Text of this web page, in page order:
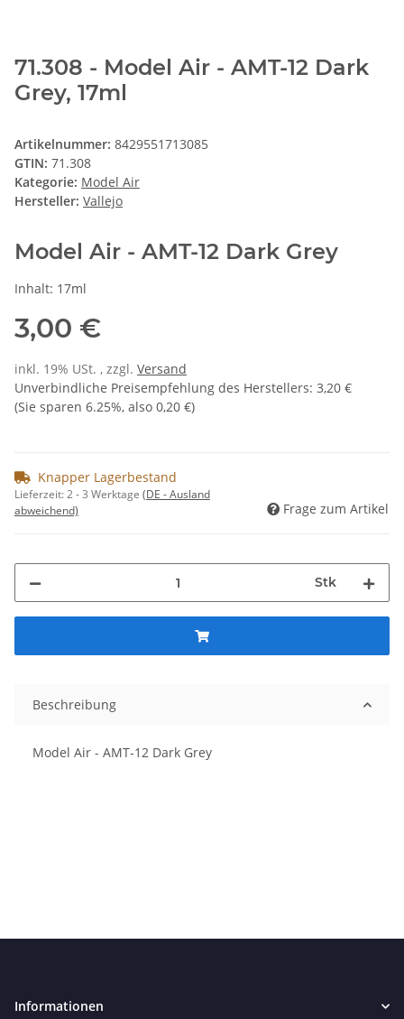
71.308 - Model Air - AMT-12 Dark
Grey, 17ml
Artikelnummer: 8429551713085
GTIN: 71.308
Kategorie: Model Air
Hersteller: Vallejo
Model Air - AMT-12 Dark Grey
Inhalt: 17ml
3,00 €
inkl. 19% USt. , zzgl. Versand
Unverbindliche Preisempfehlung des Herstellers: 3,20 €
(Sie sparen 6.25%, also 0,20 €)
Knapper Lagerbestand
Lieferzeit:2 - 3 Werktage (DE - Ausland
abweichend)
Frage zum Artikel
Stk
Beschreibung
Model Air - AMT-12 Dark Grey
Informationen